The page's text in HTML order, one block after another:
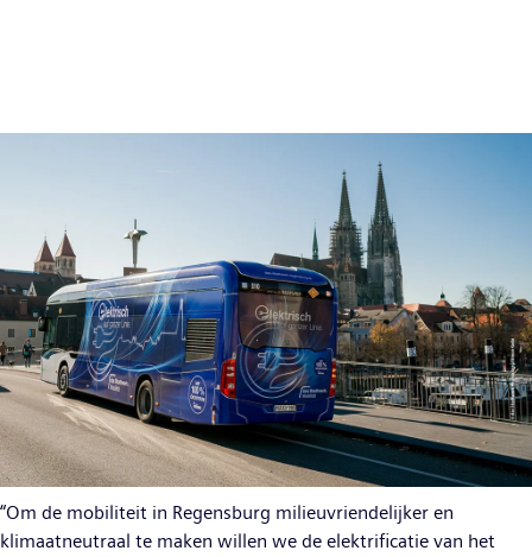
“Om de mobiliteit in Regensburg milieuvriendelijker en
klimaatneutraal te maken willen we de elektrificatie van het